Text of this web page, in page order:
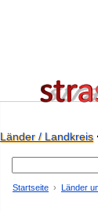
Länder / Landkreis
Startseite Länder